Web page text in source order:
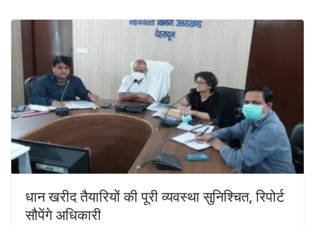
धान खरीद तैयारियों की पूरी व्यवस्था सुनिश्चित, रिपोर्ट
सौपेंगे अधिकारी